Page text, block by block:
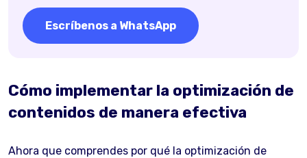
Escríbenos a WhatsApp
Cómo implementar la optimización de
contenidos de manera efectiva
Ahora que comprendes por qué la optimización de